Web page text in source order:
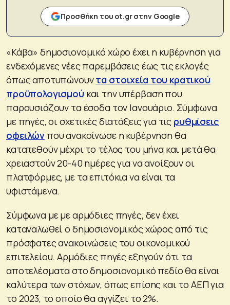
Προσθήκη του ot.gr στην Google
«Κάβα» δημοσιονομικό χώρο έχει η κυβέρνηση για
ενδεχόμενες νέες παρεμβάσεις έως τις εκλογές
όπως αποτυπώνουντα στοιχεία του κρατικού
προϋπολογισμού και την υπέρβαση που
παρουσιάζουν τα έσοδα τον Ιανουάριο. Σύμφωνα
με πηγές, οι σχετικές διατάξεις για τις ρυθμίσεις
οφειλώνπου ανακοίνωσε η κυβέρνηση θα
κατατεθούν μέχρι το τέλος του μήνα και μετά θα
χρειαστούν 20-40 ημέρες για να ανοίξουν οι
πλατφόρμες, με τα επιτόκια να είναι τα
υφιστάμενα.
Σύμφωνα με με αρμόδιες πηγές, δεν έχει
καταναλωθεί ο δημοσιονομικός χώρος από τις
πρόσφατες ανακοινώσεις του οικονομικού
επιτελείου. Αρμόδιες πηγές εξηγούν ότι τα
αποτελέσματα στο δημοσιονομικό πεδίο θα είναι
καλύτερα των στόχων, όπως επίσης και το ΑΕΠ για
το 2023, το οποίο θα αγγίζει το 2%.